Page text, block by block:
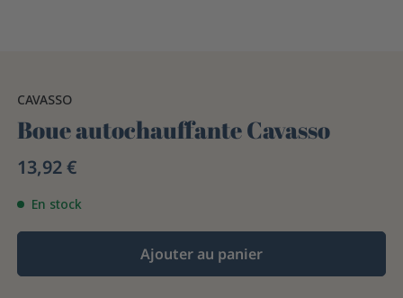
CAVASSO
Boue autochauffante Cavasso
13,92 €
En stock
Ajouter au panier